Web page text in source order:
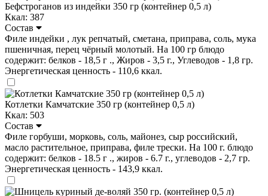
Бефстроганов из индейки 350 гр (контейнер 0,5 л)
Ккал: 387
Состав
Филе индейки , лук репчатый, сметана, приправа, соль, мука
пшеничная, перец чёрный молотый. На 100 гр блюдо
содержит: белков - 18,5 г ., Жиров - 3,5 г., Углеводов - 1,8 гр.
Энергетическая ценность - 110,6 ккал.
Котлетки Камчатские 350 гр (контейнер 0,5 л)
Ккал: 503
Состав
Филе горбуши, морковь, соль, майонез, сыр российский,
масло растительное, приправа, филе трески. На 100 г. блюдо
содержит: белков - 18.5 г ., жиров - 6.7 г., углеводов - 2,7 гр.
Энергетическая ценность - 143,9 ккал.